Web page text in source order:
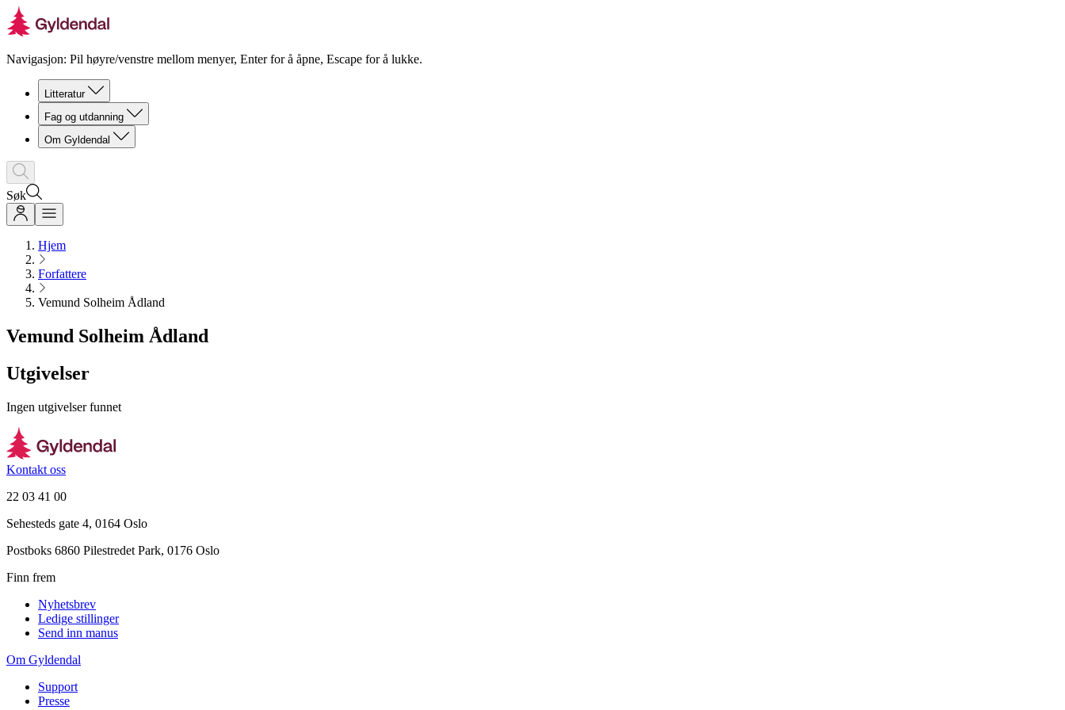
Navigasjon: Pil høyre/venstre mellom menyer, Enter for å åpne, Escape for å lukke.
Litteratur
Fag og utdanning
Om Gyldendal
Søk
Hjem
Forfattere
Vemund Solheim Ådland
Vemund Solheim Ådland
Utgivelser
Ingen utgivelser funnet
Kontakt oss
22 03 41 00
Sehesteds gate 4, 0164 Oslo
Postboks 6860 Pilestredet Park, 0176 Oslo
Finn frem
Nyhetsbrev
Ledige stillinger
Send inn manus
Om Gyldendal
Support
Presse